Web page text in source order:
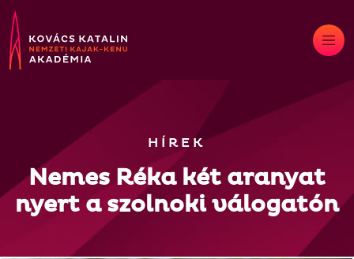
Skip
to
content
HÍREK
Nemes Réka két aranyat
nyert a szolnoki válogatón